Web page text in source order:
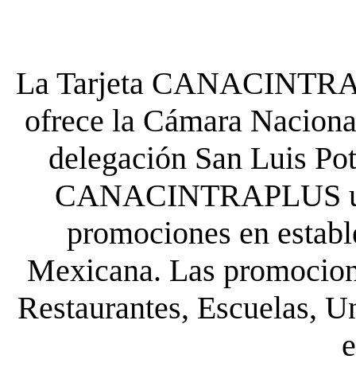
La Tarjeta
ofrece la Cámara
delegación San Luis
CANACINTRAPLUS
promociones en
Mexicana. Las
Restaurantes, Escuelas,